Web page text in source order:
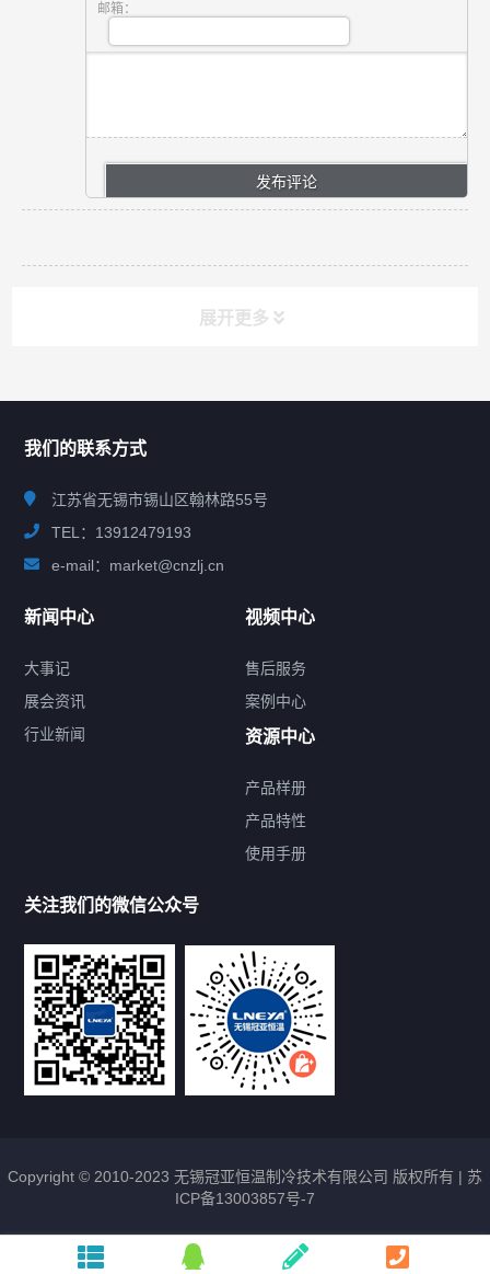
邮箱：
展开更多
提交您的需求，免费获取产品资料
--亦可拨打我们的24小时服务咨询热线--
13912479193
我们的联系方式
江苏省无锡市锡山区翰林路55号
TEL：13912479193
e-mail：market@cnzlj.cn
新闻中心
大事记
展会资讯
行业新闻
视频中心
售后服务
案例中心
资源中心
产品样册
产品特性
使用手册
关注我们的微信公众号
Copyright © 2010-2023 无锡冠亚恒温制冷技术有限公司 版权所有 | 苏
ICP备13003857号-7